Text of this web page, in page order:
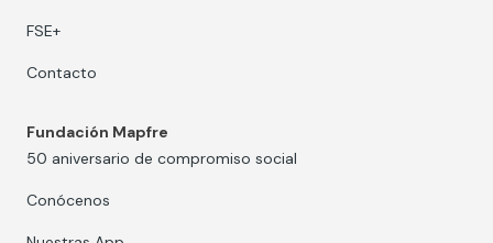
FSE+
Contacto
Fundación Mapfre
50 aniversario de compromiso social
Conócenos